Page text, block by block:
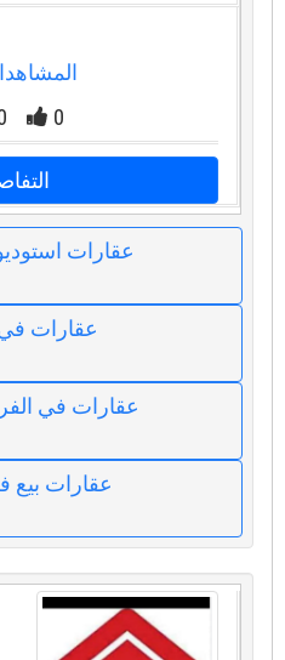
0
0
عقارات
عقارات
عقارات في
عقارات بيع